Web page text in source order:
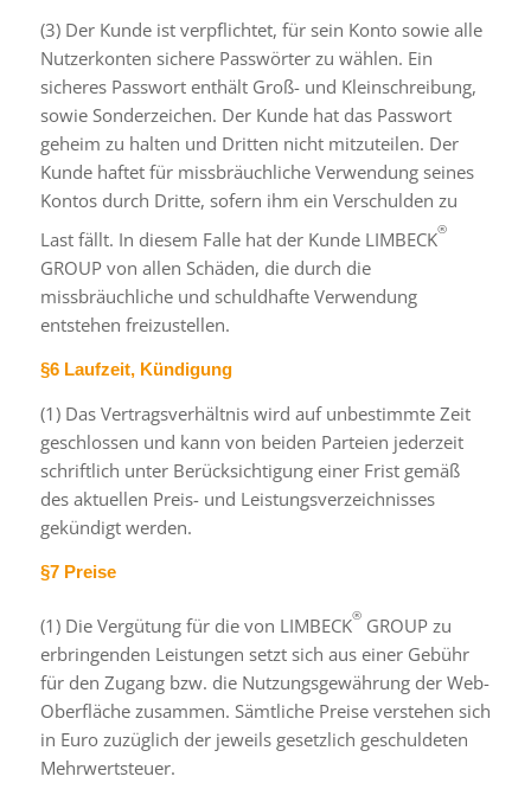
(3) Der Kunde ist verpflichtet, für sein Konto sowie alle
Nutzerkonten sichere Passwörter zu wählen. Ein
sicheres Passwort enthält Groß- und Kleinschreibung,
sowie Sonderzeichen. Der Kunde hat das Passwort
geheim zu halten und Dritten nicht mitzuteilen. Der
Kunde haftet für missbräuchliche Verwendung seines
Kontos durch Dritte, sofern ihm ein Verschulden zu
Last fällt. In diesem Falle hat der Kunde LIMBECK®
GROUP von allen Schäden, die durch die
missbräuchliche und schuldhafte Verwendung
entstehen freizustellen.
§6 Laufzeit, Kündigung
(1) Das Vertragsverhältnis wird auf unbestimmte Zeit
geschlossen und kann von beiden Parteien jederzeit
schriftlich unter Berücksichtigung einer Frist gemäß
des aktuellen Preis- und Leistungsverzeichnisses
gekündigt werden.
§7 Preise
(1) Die Vergütung für die von LIMBECK®GROUP zu
erbringenden Leistungen setzt sich aus einer Gebühr
für den Zugang bzw. die Nutzungsgewährung der Web-
Oberfläche zusammen. Sämtliche Preise verstehen sich
in Euro zuzüglich der jeweils gesetzlich geschuldeten
Mehrwertsteuer.